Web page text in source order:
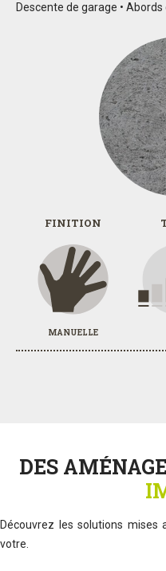
Descente de garage •
FINITION
MANUELLE
DES
Découvrez les solutions
votre.